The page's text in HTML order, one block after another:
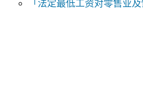
「法定最低工资对零售业